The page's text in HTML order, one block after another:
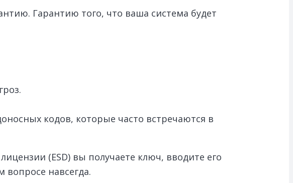
Гарантию того, что ваша система будет
кодов, которые часто встречаются в
(ESD) вы получаете ключ, вводите его
навсегда.